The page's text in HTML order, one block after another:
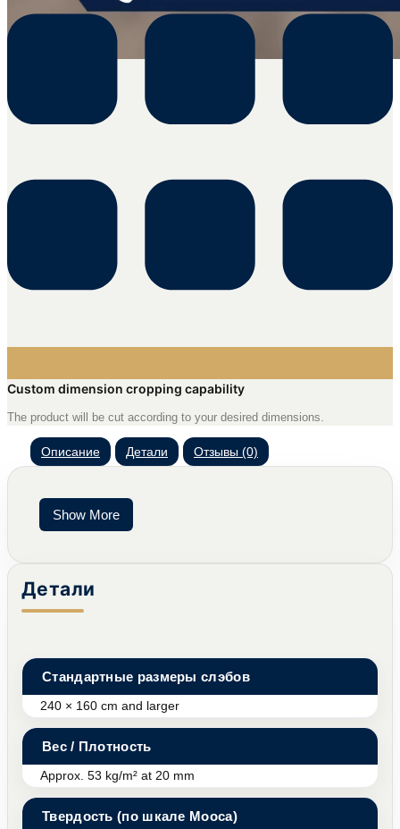
Custom dimension cropping capability
The product will be cut according to your desired dimensions.
Описание Детали Отзывы (0)
Show More
Детали
Стандартные размеры слэбов
240 × 160 cm and larger
Вес / Плотность
Approx. 53 kg/m² at 20 mm
Твердость (по шкале Мооса)